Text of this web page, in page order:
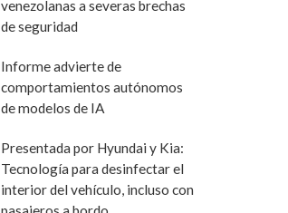
venezolanas a severas brechas
de seguridad
Informe advierte de
comportamientos autónomos
de modelos de IA
Presentada por Hyundai y Kia:
Tecnología para desinfectar el
interior del vehículo, incluso con